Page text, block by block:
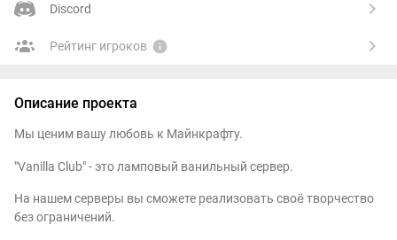
Discord
Рейтинг игроков
Описание проекта
Мы ценим вашу любовь к Майнкрафту.
"Vanilla Club" - это ламповый ванильный сервер.
На нашем серверы вы сможете реализовать своё творчество
без ограничений.